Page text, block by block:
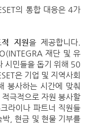
의 통합 대응은4가
적 지원을 제공합니다.
재단 및 유
시민들을 돕기 위해 50
은 기업 및 지역사회
봉사하는 시간에 맞춰
극적으로 자원 봉사할
라이나 파트너 직원들
박 현금 및 현물 기부를